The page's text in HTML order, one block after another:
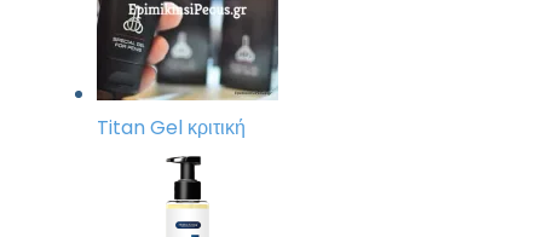
Titan Gel κριτική